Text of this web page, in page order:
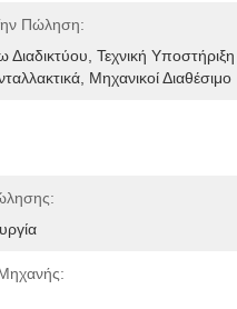
Πώληση:
Τεχνική
Μηχανικοί Διαθέσιμο